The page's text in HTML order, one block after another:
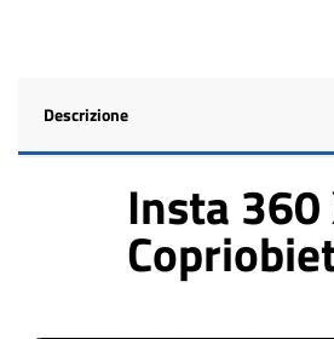
Descrizione
Insta 360